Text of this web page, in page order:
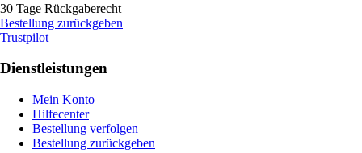
30 Tage Rückgaberecht
Bestellung zurückgeben
Trustpilot
Dienstleistungen
Mein Konto
Hilfecenter
Bestellung verfolgen
Bestellung zurückgeben